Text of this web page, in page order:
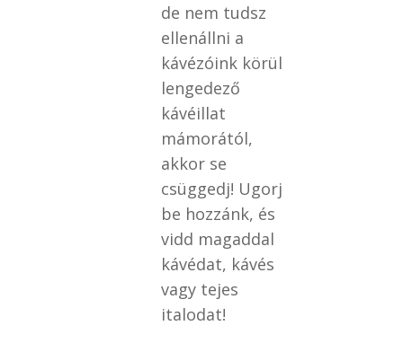
de nem tudsz
ellenállni a
kávézóink körül
lengedező
kávéillat
mámorától,
akkor se
csüggedj! Ugorj
be hozzánk, és
vidd magaddal
kávédat, kávés
vagy tejes
italodat!